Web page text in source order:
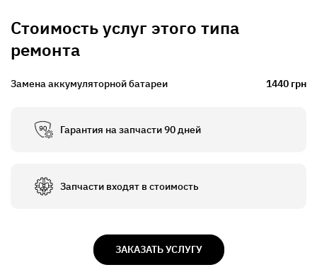
Стоимость услуг этого типа
ремонта
Замена аккумуляторной батареи 1440 грн
Гарантия на запчасти 90 дней
Запчасти входят в стоимость
ЗАКАЗАТЬ УСЛУГУ